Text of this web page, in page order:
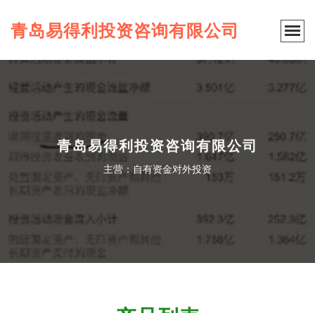
青岛易得利投资咨询有限公司
青岛易得利投资咨询有限公司
主营：自有资金对外投资